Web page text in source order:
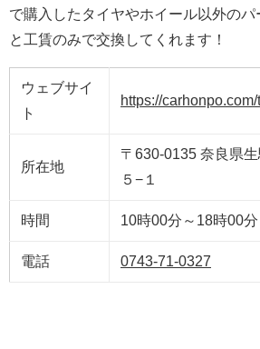
で購入したタイヤやホイール以外の
と工賃のみで交換してくれます！
ウェブサイ
ト
https://carhonpo.com/
所在地
〒630-0135 奈良県
５−１
時間 10時00分～18時00分
電話 0743-71-0327